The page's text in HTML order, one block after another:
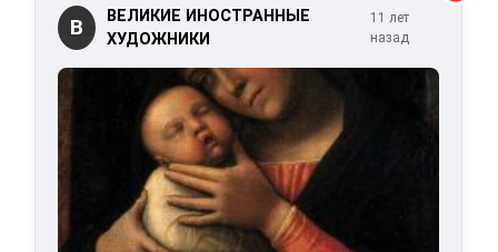
В
ВЕЛИКИЕ ИНОСТРАННЫЕ
ХУДОЖНИКИ
11 лет
назад